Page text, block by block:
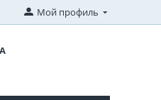
Мой профиль